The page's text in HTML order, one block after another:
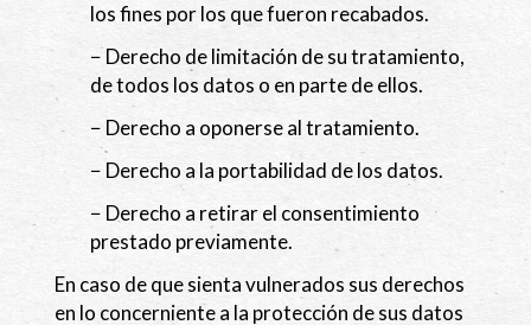
los fines por los que fueron recabados.
− Derecho de limitación de su tratamiento,
de todos los datos o en parte de ellos.
− Derecho a oponerse al tratamiento.
− Derecho a la portabilidad de los datos.
− Derecho a retirar el consentimiento
prestado previamente.
En caso de que sienta vulnerados sus derechos
en lo concerniente a la protección de sus datos